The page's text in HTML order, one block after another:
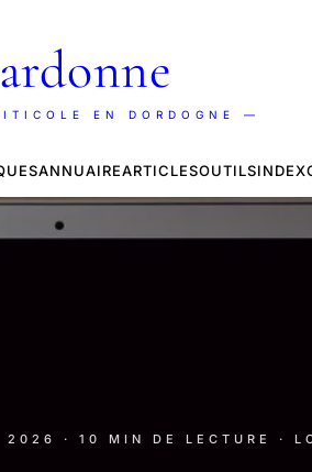
EN DORDOGNE —
ANNUAIREARTICLESOUTILSINDEX
2026 · 10 MIN DE LECTURE ·